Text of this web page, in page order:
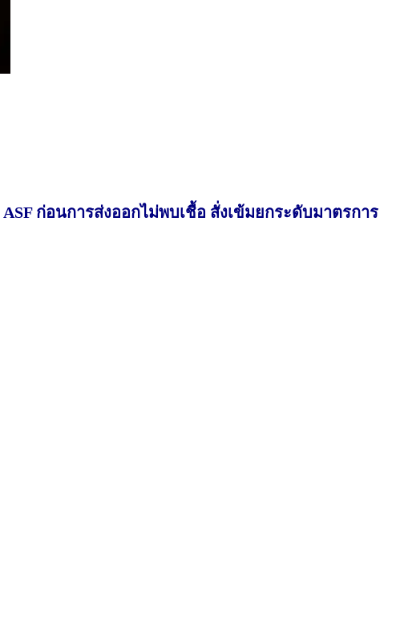
ASF ก่อนการส่งออกไม่พบเชื้อ สั่งเข้มยกระดับมาตรการ